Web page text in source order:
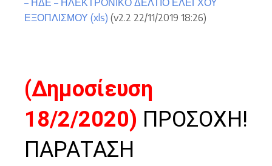
ΕΞΟΠΛΙΣΜΟΥ (xls) (v2.2 22/11/2019 18:26)
(Δημοσίευση
18/2/2020) ΠΡΟΣΟΧΗ!
ΠΑΡΑΤΑΣΗ